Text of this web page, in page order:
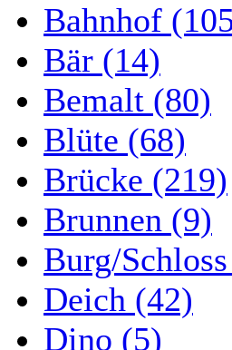
Bahnhof
Bär (14)
Bemalt (80)
Blüte (68)
Brücke (219)
Brunnen (9)
Burg/
Deich (42)
Dino (5)